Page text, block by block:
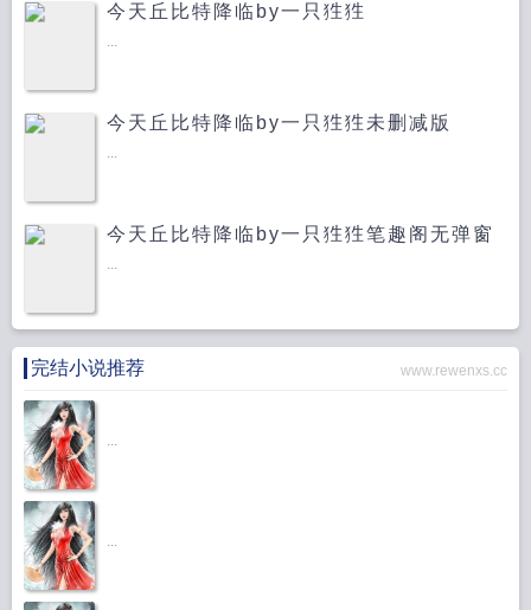
今天丘比特降临by一只狌狌
...
今天丘比特降临by一只狌狌未删减版
...
今天丘比特降临by一只狌狌笔趣阁无弹窗
...
完结小说推荐 www.rewenxs.cc
...
...